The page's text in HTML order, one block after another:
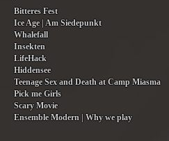
Bitteres Fest
Ice Age | Am Siedepunkt
Whalefall
Insekten
LifeHack
Hiddensee
Teenage Sex and Death at Camp Miasma
Pick me Girls
Scary Movie
Ensemble Modern | Why we play